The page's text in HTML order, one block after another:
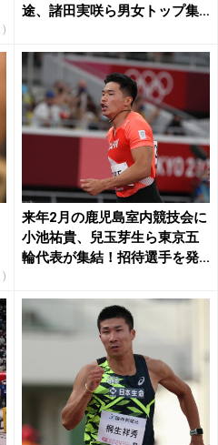
)
途、諸田実咲ら男女トップ集
)
来年2月の鹿児島室内競技会に
小池祐貴、兒玉芽生ら東京五
輪代表が集結！招待選手を発...